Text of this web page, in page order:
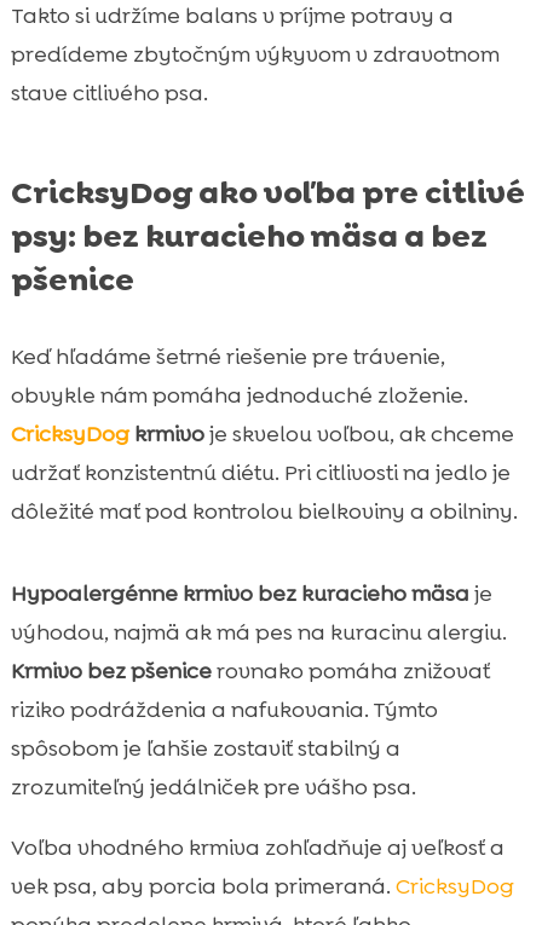
Takto si udržíme balans v príjme potravy a
predídeme zbytočným výkyvom v zdravotnom
stave citlivého psa.
CricksyDog ako voľba pre citlivé
psy: bez kuracieho mäsa a bez
pšenice
Keď hľadáme šetrné riešenie pre trávenie,
obvykle nám pomáha jednoduché zloženie.
CricksyDogkrmivoje skvelou voľbou, ak chceme
udržať konzistentnú diétu. Pri citlivosti na jedlo je
dôležité mať pod kontrolou bielkoviny a obilniny.
Hypoalergénne krmivo bez kuracieho mäsa je
výhodou, najmä ak má pes na kuracinu alergiu.
Krmivo bez pšenicerovnako pomáha znižovať
riziko podráždenia a nafukovania. Týmto
spôsobom je ľahšie zostaviť stabilný a
zrozumiteľný jedálniček pre vášho psa.
Voľba vhodného krmiva zohľadňuje aj veľkosť a
vek psa, aby porcia bola primeraná. CricksyDog